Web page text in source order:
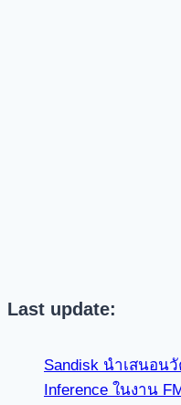
Last update:
Sandisk นำเสนอน
Inference ในงาน